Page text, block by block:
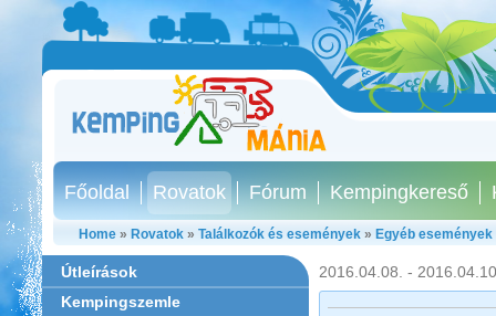
Főoldal Rovatok Fórum Kempingkereső
Home » Rovatok » Találkozók és események » Egyéb események
Útleírások
Kempingszemle
2016.04.08. -